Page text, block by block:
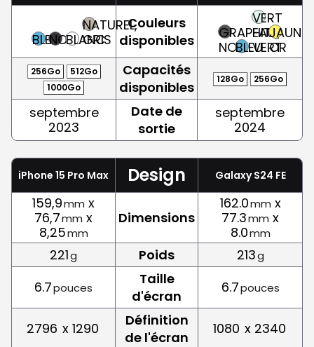
BLEUNOIRBLANC
NATUREL,
GRIS
Couleurs
disponibles
GRAPHITE,
NOIRBLEU
VERT
EAU,
VERT
JAUNE,
OR
256Go
512Go
1000Go
Capacités
disponibles
128Go 256Go
septembre
2023
Date de
sortie
septembre
2024
iPhone 15 Pro Max Design Galaxy S24 FE
159,9mm x
76,7mm x
8,25mm
Dimensions
162.0mm x
77.3mm x
8.0mm
221g Poids 213g
6.7pouces
Taille
d'écran
6.7pouces
2796 x 1290
Définition
de l'écran
1080 x 2340